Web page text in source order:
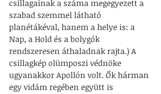
csillagainak a száma megegyezett a
szabad szemmel látható
planétákéval, hanem a helye is: a
Nap, a Hold és a bolygók
rendszeresen áthaladnak rajta.) A
csillagkép olümposzi védnöke
ugyanakkor Apollón volt. Ők hárman
egy vidám regében együtt is